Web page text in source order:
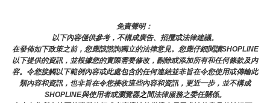
免責聲明：
以下內容僅供參考，不構成廣告、招攬或法律建議。
在發佈如下政策之前，您應該諮詢獨立的法律意見。您應仔細閱讀SHOPLINE
以下提供的資訊，並根據您的實際需要修改，刪除或添加所有和任何條款及內
容。令您接觸以下範例內容或此處包含的任何連結並非旨在令您使用或傳輸此
類內容和資訊，也非旨在令您接收這些內容和資訊，更近一步，並不構成
SHOPLINE與使用者或瀏覽器之間法律服務之委任關係。